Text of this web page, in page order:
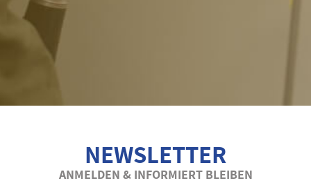
NEWSLETTER
ANMELDEN & INFORMIERT BLEIBEN